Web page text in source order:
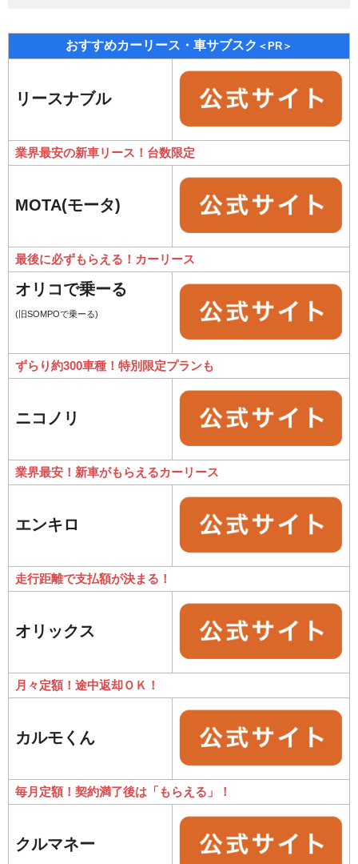
おすすめカーリース・車サブスク ＜PR＞
リースナブル
業界最安の新車リース！台数限定
MOTA(モータ)
最後に必ずもらえる！カーリース
オリコで乗ーる
(旧SOMPOで乗ーる)
ずらり約300車種！特別限定プランも
ニコノリ
業界最安！新車がもらえるカーリース
エンキロ
走行距離で支払額が決まる！
オリックス
月々定額！途中返却ＯＫ！
カルモくん
毎月定額！契約満了後は「もらえる」！
クルマネー